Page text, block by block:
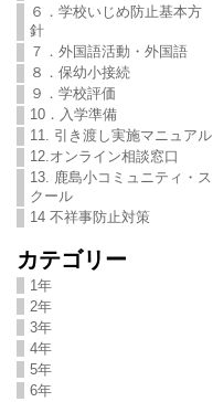
６．学校いじめ防止基本方
針
７．外国語活動・外国語
８．保幼小接続
９．学校評価
10．入学準備
11. 引き渡し実施マニュアル
12.オンライン相談窓口
13. 鹿島小コミュニティ・ス
クール
14 不祥事防止対策
カテゴリー
1年
2年
3年
4年
5年
6年